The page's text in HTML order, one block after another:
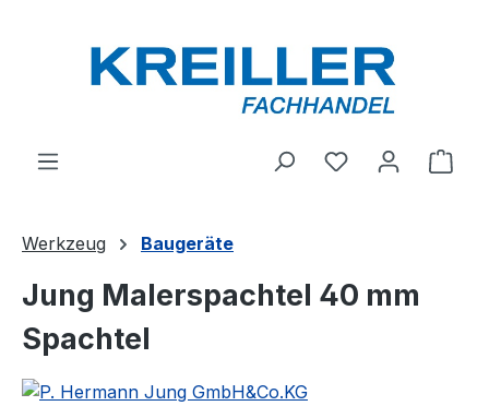
Du hast 0
Werkzeug Baugeräte
Jung Malerspachtel 40 mm
Spachtel